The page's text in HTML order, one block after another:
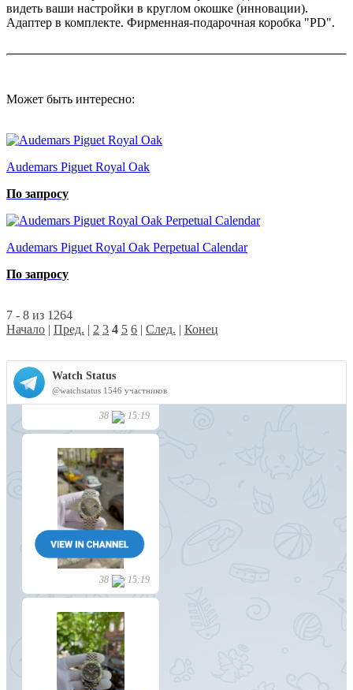
видеть ваши настройки в круглом окошке (инновации).
Адаптер в комплекте. Фирменная-подарочная коробка "PD".
Может быть интересно:
Audemars Piguet Royal Oak
По запросу
Audemars Piguet Royal Oak Perpetual Calendar
По запросу
7 - 8 из 1264
Начало | Пред. | 2 3 4 5 6 | След. | Конец